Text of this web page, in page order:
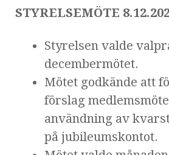
STYRELSEMÖTE
Styrelsen valde
decembermötet.
Mötet godkände att
förslag
användning av
på jubileumskontot.